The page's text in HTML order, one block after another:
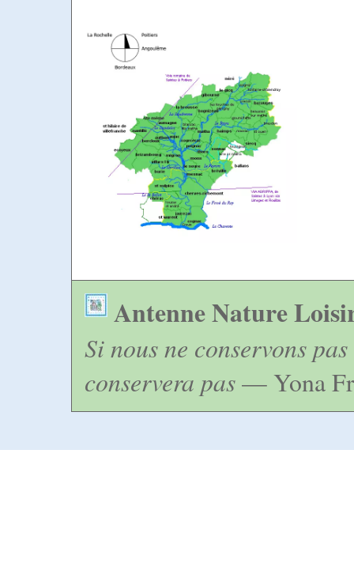
Antenne Nature
Si nous ne conservons
conservera pas— Yona